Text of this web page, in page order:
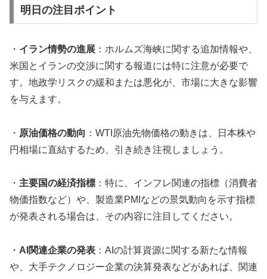
明日の注目ポイント
・ イラン情勢の進展 ：ホルムズ海峡に関する追加情報や、
米国とイランの交渉に関する報道には特に注意が必要で
す。地政学リスクの緩和または悪化が、市場に大きな影響
を与えます。
・ 原油価格の動向 ：WTI原油先物価格の動きは、日本株や
円相場に直結するため、引き続き注視しましょう。
・ 主要国の経済指標 ：特に、インフレ関連の指標（消費者
物価指数など）や、製造業PMIなどの景気動向を示す指標
が発表される場合は、その内容に注目してください。
・ AI関連企業の発表 ：AIの計算資源に関する新たな情報
や、大手テクノロジー企業の決算発表などがあれば、関連